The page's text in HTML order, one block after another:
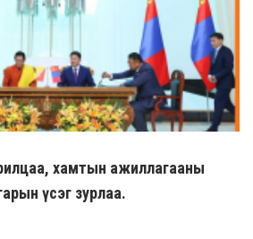
хамтын ажиллагааны
үсэг зурлаа.